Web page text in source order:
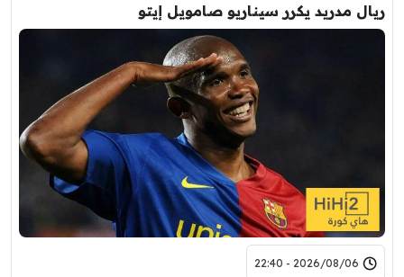
ريال مدريد يكرر سيناريو صامويل إيتو
2026/08/06 - 22:40